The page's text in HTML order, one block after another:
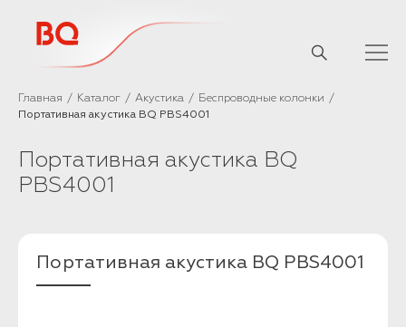
Главная Каталог Акустика
Беспроводные колонки
Портативная акустика BQ PBS4001​​​​​​​
Портативная акустика BQ
PBS4001​​​​​​​
Портативная акустика BQ PBS4001​​​​​​​